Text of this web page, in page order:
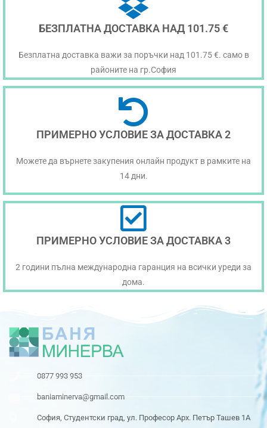
БЕЗПЛАТНА ДОСТАВКА НАД 101.75 €
Безплатна доставка важи за поръчки над 101.75 €. само в
районите на гр.София
ПРИМЕРНО УСЛОВИЕ ЗА ДОСТАВКА 2
Можете да върнете закупения онлайн продукт в рамките на
14 дни.
ПРИМЕРНО УСЛОВИЕ ЗА ДОСТАВКА 3
2 години пълна международна гаранция на всички уреди за
дома.
0877 993 953
baniaminerva@gmail.com
София, Студентски град, ул. Професор Арх. Петър Ташев 1А